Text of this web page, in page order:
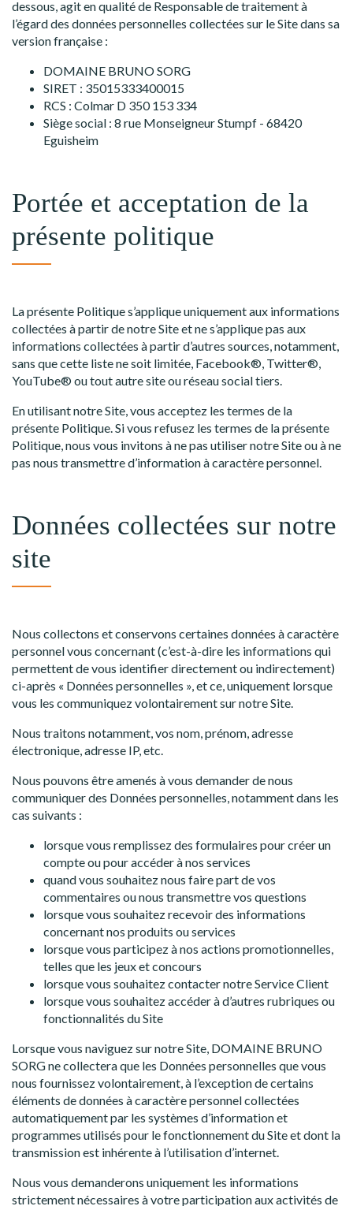
dessous, agit en qualité de Responsable de traitement à
l’égard des données personnelles collectées sur le Site dans sa
version française :
DOMAINE BRUNO SORG
SIRET : 35015333400015
RCS : Colmar D 350 153 334
Siège social : 8 rue Monseigneur Stumpf - 68420
Eguisheim
Portée et acceptation de la
présente politique
La présente Politique s’applique uniquement aux informations
collectées à partir de notre Site et ne s’applique pas aux
informations collectées à partir d’autres sources, notamment,
sans que cette liste ne soit limitée, Facebook®, Twitter®,
YouTube® ou tout autre site ou réseau social tiers.
En utilisant notre Site, vous acceptez les termes de la
présente Politique. Si vous refusez les termes de la présente
Politique, nous vous invitons à ne pas utiliser notre Site ou à ne
pas nous transmettre d’information à caractère personnel.
Données collectées sur notre
site
Nous collectons et conservons certaines données à caractère
personnel vous concernant (c’est-à-dire les informations qui
permettent de vous identifier directement ou indirectement)
ci-après « Données personnelles », et ce, uniquement lorsque
vous les communiquez volontairement sur notre Site.
Nous traitons notamment, vos nom, prénom, adresse
électronique, adresse IP, etc.
Nous pouvons être amenés à vous demander de nous
communiquer des Données personnelles, notamment dans les
cas suivants :
lorsque vous remplissez des formulaires pour créer un
compte ou pour accéder à nos services
quand vous souhaitez nous faire part de vos
commentaires ou nous transmettre vos questions
lorsque vous souhaitez recevoir des informations
concernant nos produits ou services
lorsque vous participez à nos actions promotionnelles,
telles que les jeux et concours
lorsque vous souhaitez contacter notre Service Client
lorsque vous souhaitez accéder à d’autres rubriques ou
fonctionnalités du Site
Lorsque vous naviguez sur notre Site, DOMAINE BRUNO
SORG ne collectera que les Données personnelles que vous
nous fournissez volontairement, à l’exception de certains
éléments de données à caractère personnel collectées
automatiquement par les systèmes d’information et
programmes utilisés pour le fonctionnement du Site et dont la
transmission est inhérente à l’utilisation d’internet.
Nous vous demanderons uniquement les informations
strictement nécessaires à votre participation aux activités de